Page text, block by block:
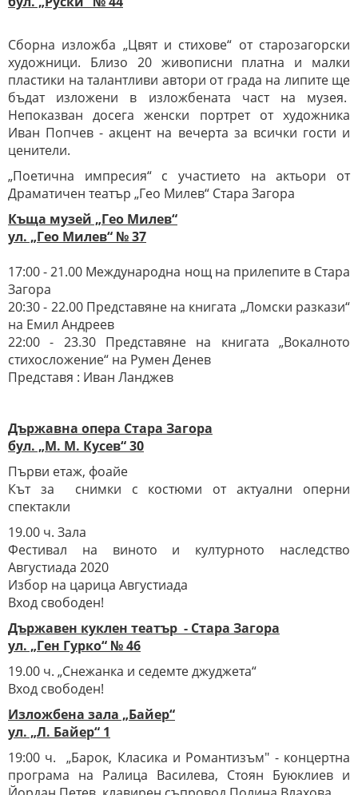
Сборна изложба „Цвят и стихове“ от старозагорски
художници. Близо 20 живописни платна и малки
пластики на талантливи автори от града на липите ще
бъдат изложени в изложбената част на музея.
Непоказван досега женски портрет от художника
Иван Попчев - акцент на вечерта за всички гости и
ценители.
„Поетична импресия“ с участието на актьори от
Драматичен театър „Гео Милев“ Стара Загора
Къща музей „Гео Милев“
ул. „Гео Милев“ № 37
17:00 - 21.00 Международна нощ на прилепите в Стара
Загора
20:30 - 22.00 Представяне на книгата „Ломски разкази“
на Емил Андреев
22:00 - 23.30 Представяне на книгата „Вокалното
стихосложение“ на Румен Денев
Представя : Иван Ланджев
Държавна опера Стара Загора
бул. „М. М. Кусев“ 30
Първи етаж, фоайе
Кът за снимки с костюми от актуални оперни
спектакли
19.00 ч. Зала
Фестивал на виното и културното наследство
Августиада 2020
Избор на царица Августиада
Вход свободен!
Държавен куклен театър - Стара Загора
ул. „Ген Гурко“ № 46
19.00 ч. „Снежанка и седемте джуджета“
Вход свободен!
Изложбена зала „Байер“
ул. „Л. Байер“ 1
19:00 ч. „Барок, Класика и Романтизъм" - концертна
програма на Ралица Василева, Стоян Буюклиев и